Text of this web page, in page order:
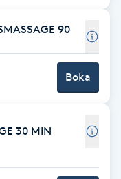
90
Boka
30 MIN